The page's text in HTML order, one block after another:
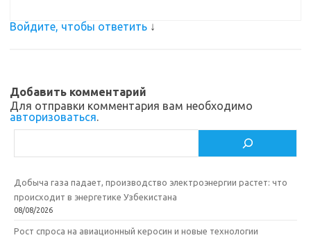
Войдите, чтобы ответить ↓
Добавить комментарий
Для отправки комментария вам необходимо
авторизоваться.
Добыча газа падает, производство электроэнергии растет: что
происходит в энергетике Узбекистана
08/08/2026
Рост спроса на авиационный керосин и новые технологии